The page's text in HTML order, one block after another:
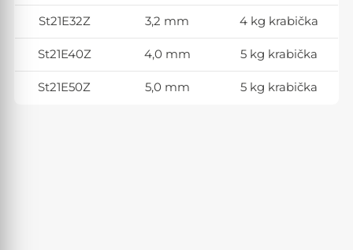
St21E32Z 3,2 mm 4 kg krabička
St21E40Z 4,0 mm 5 kg krabička
St21E50Z 5,0 mm 5 kg krabička